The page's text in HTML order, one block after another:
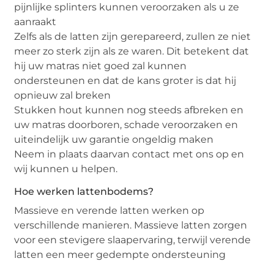
pijnlijke splinters kunnen veroorzaken als u ze
aanraakt
Zelfs als de latten zijn gerepareerd, zullen ze niet
meer zo sterk zijn als ze waren. Dit betekent dat
hij uw matras niet goed zal kunnen
ondersteunen en dat de kans groter is dat hij
opnieuw zal breken
Stukken hout kunnen nog steeds afbreken en
uw matras doorboren, schade veroorzaken en
uiteindelijk uw garantie ongeldig maken
Neem in plaats daarvan contact met ons op en
wij kunnen u helpen.
Hoe werken lattenbodems?
Massieve en verende latten werken op
verschillende manieren. Massieve latten zorgen
voor een stevigere slaapervaring, terwijl verende
latten een meer gedempte ondersteuning